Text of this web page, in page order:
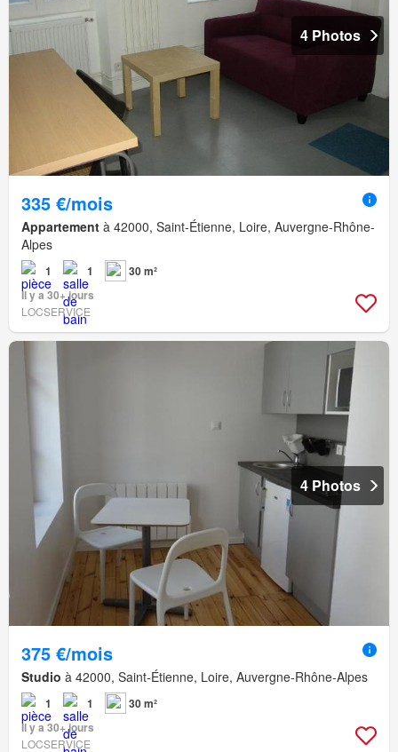
4 Photos
335 €/mois
Appartement à 42000, Saint-Étienne, Loire, Auvergne-Rhône-
Alpes
1 1
30 m²
Il y a 30+ jours
LOCSERVICE
4 Photos
375 €/mois
Studio à 42000, Saint-Étienne, Loire, Auvergne-Rhône-Alpes
1 1
30 m²
Il y a 30+ jours
LOCSERVICE